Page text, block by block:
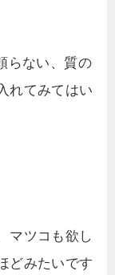
らない、質の
れてみてはい
マツコも欲し
どみたいです